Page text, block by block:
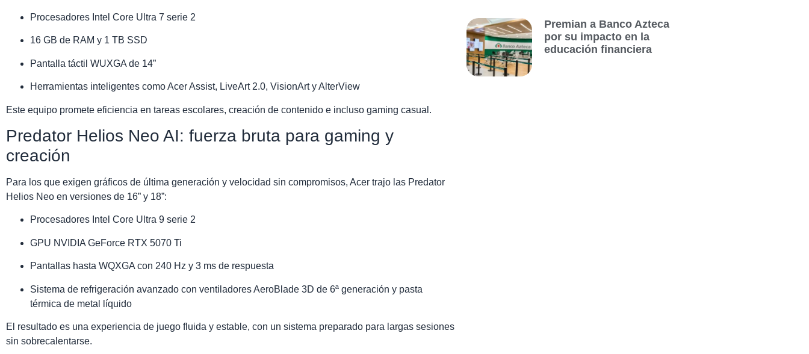
Procesadores Intel Core Ultra 7 serie 2
16 GB de RAM y 1 TB SSD
Pantalla táctil WUXGA de 14”
Herramientas inteligentes como Acer Assist, LiveArt 2.0, VisionArt y AlterView
Este equipo promete eficiencia en tareas escolares, creación de contenido e incluso gaming casual.
Predator Helios Neo AI: fuerza bruta para gaming y
creación
Para los que exigen gráficos de última generación y velocidad sin compromisos, Acer trajo las Predator
Helios Neo en versiones de 16” y 18”:
Procesadores Intel Core Ultra 9 serie 2
GPU NVIDIA GeForce RTX 5070 Ti
Pantallas hasta WQXGA con 240 Hz y 3 ms de respuesta
Sistema de refrigeración avanzado con ventiladores AeroBlade 3D de 6ª generación y pasta
térmica de metal líquido
El resultado es una experiencia de juego fluida y estable, con un sistema preparado para largas sesiones
sin sobrecalentarse.
Premian a Banco Azteca
por su impacto en la
educación financiera